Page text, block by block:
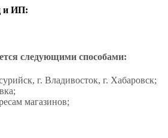
и ИП:
следующими способами:
г. Владивосток, г. Хабаровск;
магазинов;